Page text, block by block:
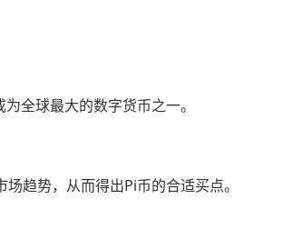
全球最大的数字货币之一。
趋势，从而得出Pi币的合适买点。